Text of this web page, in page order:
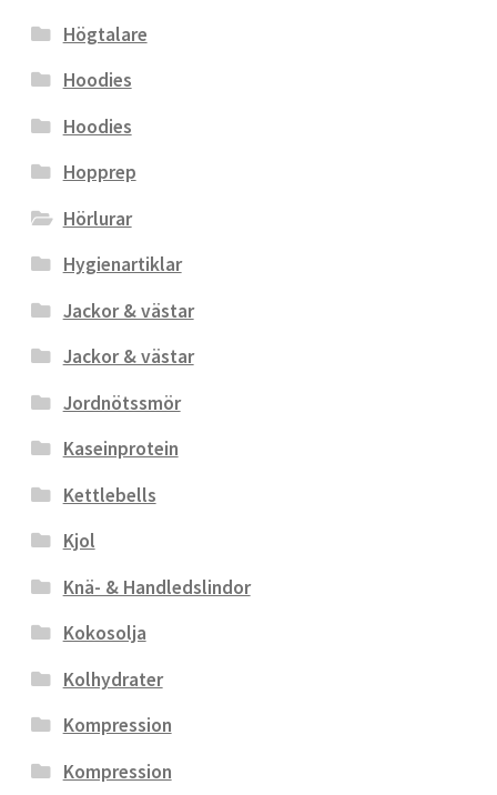
Högtalare
Hoodies
Hoodies
Hopprep
Hörlurar
Hygienartiklar
Jackor & västar
Jackor & västar
Jordnötssmör
Kaseinprotein
Kettlebells
Kjol
Knä- & Handledslindor
Kokosolja
Kolhydrater
Kompression
Kompression